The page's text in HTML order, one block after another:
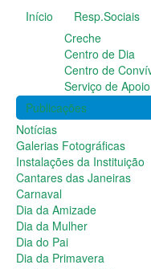
Publicações
Notícias
Galerias Fotográficas
Instalações da
Cantares das Janeiras
Carnaval
Dia da Amizade
Dia da Mulher
Dia do Pai
Dia da Primavera
Festejos da Páscoa
Dia da Mãe
Dia Mundial da Criança
Marchas Populares
Dia dos Avós
Semana do Idoso
Início
Resp.Sociais
Creche
Centro de Dia
Centro de
Serviço de
Publicações
Notícias
Galerias Fotográficas
Instalações da Instituição
Cantares das Janeiras
Carnaval
Dia da Amizade
Dia da Mulher
Dia do Pai
Dia da Primavera